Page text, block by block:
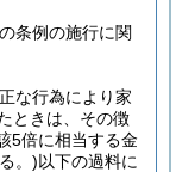
条例の施行に関
な行為により家
ときは、その徴
5倍に相当する金
。)以下の過料に